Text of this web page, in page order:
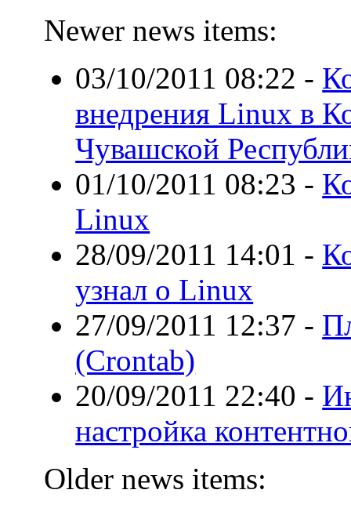
Newer news items:
03/10/2011 08:22 -
внедрения Linux в
Чувашской
01/10/2011 08:23 -
Linux
28/09/2011 14:01 -
узнал о Linux
27/09/2011 12:37 -
(Crontab)
20/09/2011 22:40 -
настройка
Older news items: